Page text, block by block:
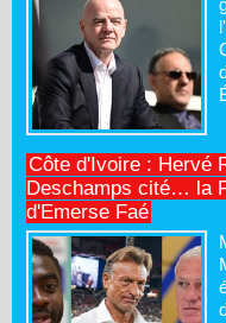
Côte d'Ivoire : Hervé
Deschamps cité… la
d'Emerse Faé